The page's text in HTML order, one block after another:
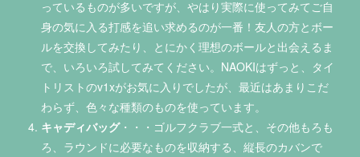
っているものが多いですが、やはり実際に使ってみてご自
身の気に入る打感を追い求めるのが一番！友人の方とボー
ルを交換してみたり、とにかく理想のボールと出会えるま
で、いろいろ試してみてください。NAOKIはずっと、タイ
トリストのv1xがお気に入りでしたが、最近はあまりこだ
わらず、色々な種類のものを使っています。
キャディバッグ・・・ゴルフクラブ一式と、その他もろも
ろ、ラウンドに必要なものを収納する、縦長のカバンで